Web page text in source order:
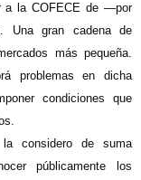
a la COFECE de —por
Una gran cadena de
más pequeña.
problemas en dicha
condiciones que
considero de suma
públicamente los